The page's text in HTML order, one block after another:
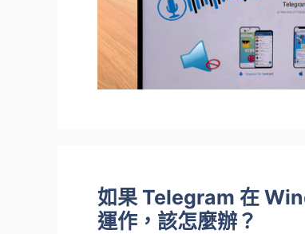
如果 Telegram 在
運作，該怎麼辦？